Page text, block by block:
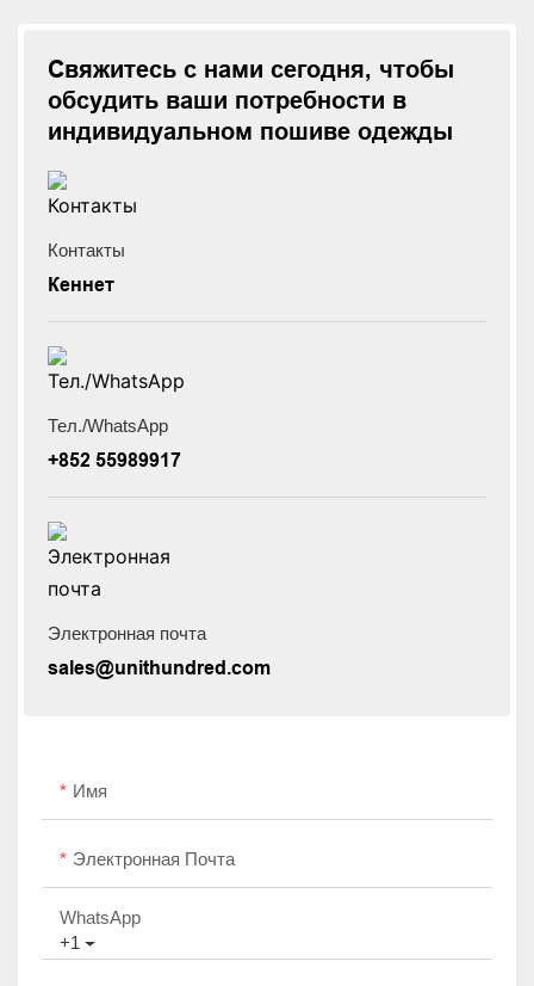
Свяжитесь с нами сегодня, чтобы
обсудить ваши потребности в
индивидуальном пошиве одежды
Контакты
Кеннет
Тел./WhatsApp
+852 55989917
Электронная почта
sales@unithundred.com
Имя
Электронная Почта
+1
WhatsApp